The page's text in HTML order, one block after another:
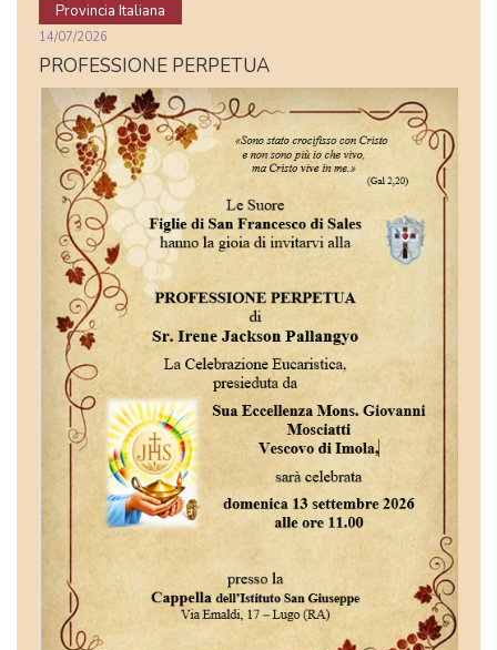
Provincia Italiana
14/07/2026
PROFESSIONE PERPETUA